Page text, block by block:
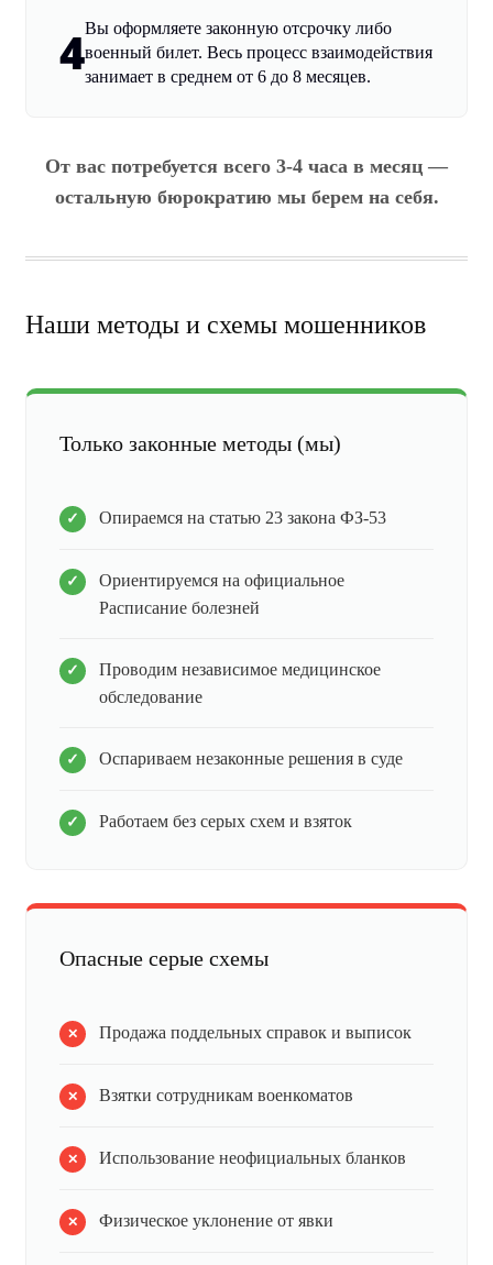
4Вы оформляете законную отсрочку либо
военный билет. Весь процесс взаимодействия
занимает в среднем от 6 до 8 месяцев.
От вас потребуется всего 3-4 часа в месяц —
остальную бюрократию мы берем на себя.
Наши методы и схемы мошенников
Только законные методы (мы)
Опираемся на статью 23 закона ФЗ-53
Ориентируемся на официальное
Расписание болезней
Проводим независимое медицинское
обследование
Оспариваем незаконные решения в суде
Работаем без серых схем и взяток
Опасные серые схемы
Продажа поддельных справок и выписок
Взятки сотрудникам военкоматов
Использование неофициальных бланков
Физическое уклонение от явки